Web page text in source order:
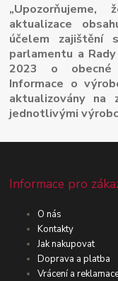
aktualizace
účelem zajištění
parlamentu a
2023 o obecné
Informace o
aktualizovány na
jednotlivými
Informace pro
O nás
Kontakty
Jak nakupovat
Doprava a platba
Vrácení a